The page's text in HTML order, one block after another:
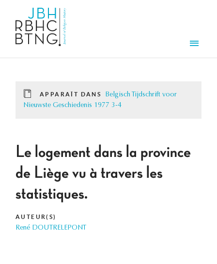
APPARAÎT DANS
Belgisch Tijdschrift voor
Nieuwste Geschiedenis 1977 3-4
Le logement dans la province
de Liège vu à travers les
statistiques.
AUTEUR(S)
René DOUTRELEPONT